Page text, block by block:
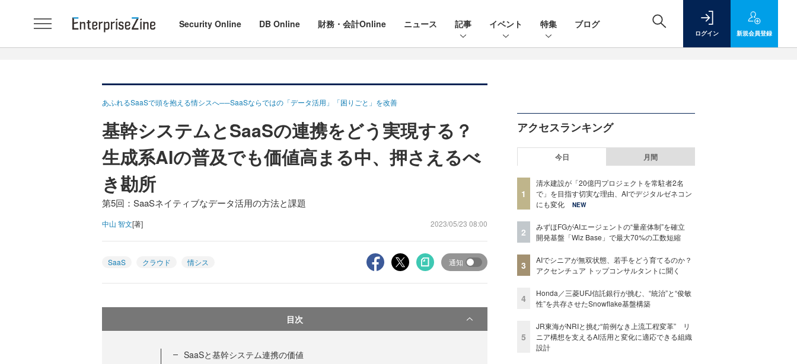
Security Online DB Online 財務・会計Online ニュース 記事 イベント 特集 ブログ
ログイン 新規会員登録
あふれるSaaSで頭を抱える情シスへ──SaaSならではの「データ活用」「困りごと」を改善
基幹システムとSaaSの連携をどう実現する？
生成系AIの普及でも価値高まる中、押さえるべ
き勘所
第5回：SaaSネイティブなデータ活用の方法と課題
中山 智文[著] 2023/05/23 08:00
SaaS クラウド 情シス 通知
目次
SaaSと基幹システム連携の価値
アクセスランキング
今日 月間
1
清水建設が「20億円プロジェクトを常駐者2名
で」を目指す切実な理由、AIでデジタルゼネコン
にも変化
NEW
2
みずほFGがAIエージェントの“量産体制”を確立
開発基盤「Wiz Base」で最大70%の工数短縮
3
AIでシニアが無双状態、若手をどう育てるのか？
アクセンチュア トップコンサルタントに聞く
4
Honda／三菱UFJ信託銀行が挑む、“統治”と“俊敏
性”を共存させたSnowflake基盤構築
5
JR東海がNRIと挑む“前例なき上流工程変革” リ
ニア構想を支えるAI活用と変化に適応できる組織
設計